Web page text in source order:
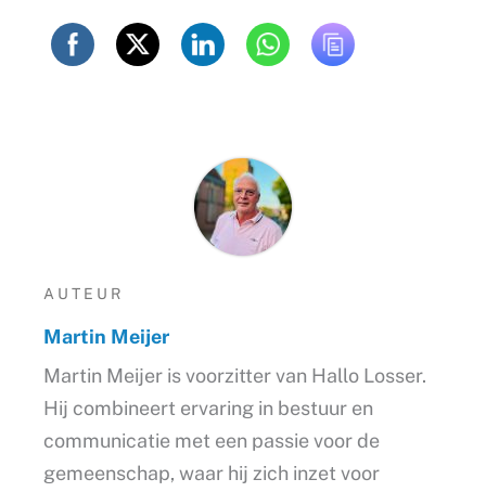
AUTEUR
Martin Meijer
Martin Meijer is voorzitter van Hallo Losser.
Hij combineert ervaring in bestuur en
communicatie met een passie voor de
gemeenschap, waar hij zich inzet voor